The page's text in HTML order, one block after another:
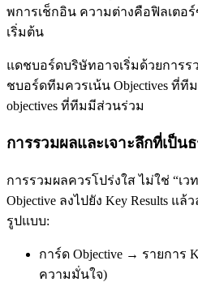
พการเช็กอิน ความต่างคือฟิลเตอ
เริ่มต้น
แดชบอร์ดบริษัทอาจเริ่มด้วยการ
ชบอร์ดทีมควรเน้น Objectives ที่ที
objectives ที่ทีมมีส่วนร่วม
การรวมผลและเจาะลึกที่เป็น
การรวมผลควรโปร่งใส ไม่ใช่ “เว
Objective ลงไปยัง Key Results แ
รูปแบบ:
การ์ด Objective → รายการ
ความมั่นใจ)